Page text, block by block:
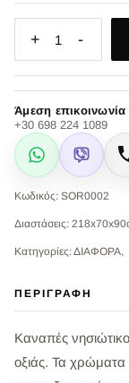
+ 1 -
Άμεση επικοινωνία
+30 698 224 1089
WhatsApp
Viber
Κωδικός: SOR0002
Διαστάσεις:
Κατηγορίες: ΔΙΑΦΟΡΑ,
ΠΕΡΙΓΡΑΦΉ
Καναπές
οξιάς. Τα χρώματα